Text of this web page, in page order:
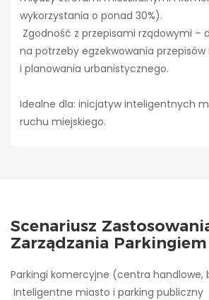
wykorzystania o ponad 30%).
Zgodność z przepisami rządowymi –
na potrzeby egzekwowania
i planowania urbanistycznego.
Idealne dla: inicjatyw inteligentnych
ruchu miejskiego.
Scenariusz
Zarządzania Parkingiem
Parkingi komercyjne (centra handlowe,
Inteligentne miasto i parking publiczny